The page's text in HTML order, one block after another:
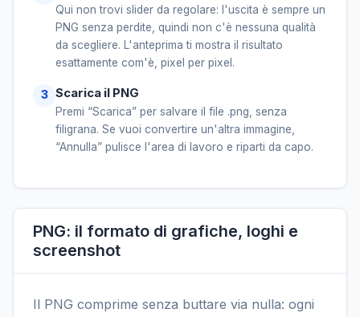
Qui non trovi slider da regolare: l'uscita è sempre un
PNG senza perdite, quindi non c'è nessuna qualità
da scegliere. L'anteprima ti mostra il risultato
esattamente com'è, pixel per pixel.
Scarica il PNG
Premi “Scarica” per salvare il file .png, senza
filigrana. Se vuoi convertire un'altra immagine,
“Annulla” pulisce l'area di lavoro e riparti da capo.
PNG: il formato di grafiche, loghi e
screenshot
Il PNG comprime senza buttare via nulla: ogni